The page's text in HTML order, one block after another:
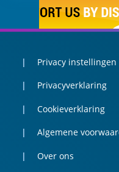
Privacy instellingen
Privacyverklaring
Cookieverklaring
Algemene
Over ons